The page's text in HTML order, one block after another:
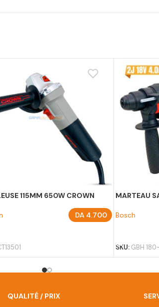
115MM 650W CROWN
DA 4.700
MARTEAU
Bosch
SKU: GBH
QUALITÉ / PRIX